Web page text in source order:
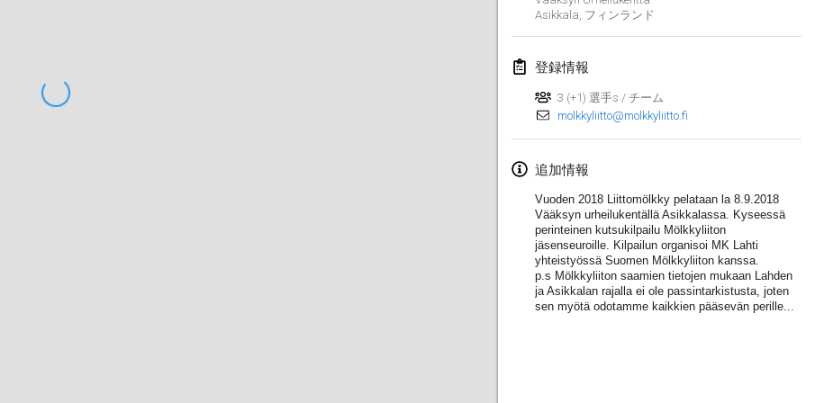
Asikkala フィンランド
登録情報
3 (+1) 選手s / チーム
molkkyliitto@molkkyliitto.fi
追加情報
Vuoden 2018 Liittomölkky pelataan la 8.9.2018
Vääksyn urheilukentällä Asikkalassa. Kyseessä
perinteinen kutsukilpailu Mölkkyliiton
jäsenseuroille. Kilpailun organisoi MK Lahti
yhteistyössä Suomen Mölkkyliiton kanssa.
p.s Mölkkyliiton saamien tietojen mukaan Lahden
ja Asikkalan rajalla ei ole passintarkistusta, joten
sen myötä odotamme kaikkien pääsevän perille...
Tournoi de la St Valentin
2018年2月10日|フランス
2018年2月11日
Rakovnické mölkkování
2018年2月24日|チェコ
SM HalliMölkky - Finnish Championship
2018年2月24日| フィンランド